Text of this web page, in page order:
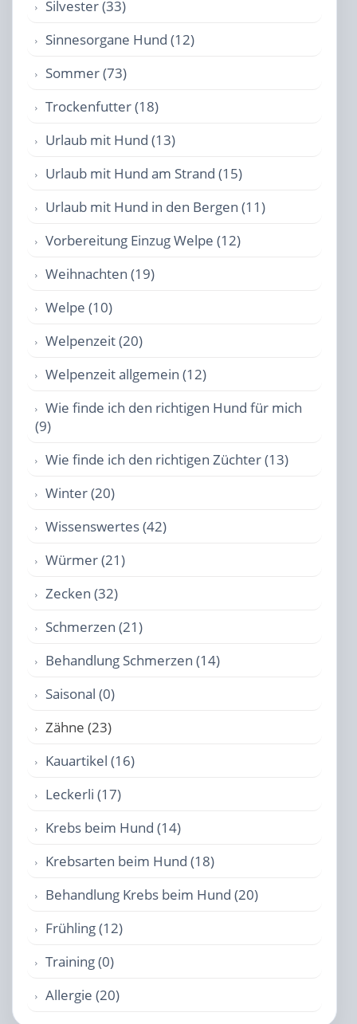
Silvester (33)
Sinnesorgane Hund (12)
Sommer (73)
Trockenfutter (18)
Urlaub mit Hund (13)
Urlaub mit Hund am Strand (15)
Urlaub mit Hund in den Bergen (11)
Vorbereitung Einzug Welpe (12)
Weihnachten (19)
Welpe (10)
Welpenzeit (20)
Welpenzeit allgemein (12)
Wie finde ich den richtigen Hund für mich
(9)
Wie finde ich den richtigen Züchter (13)
Winter (20)
Wissenswertes (42)
Würmer (21)
Zecken (32)
Schmerzen (21)
Behandlung Schmerzen (14)
Saisonal (0)
Zähne (23)
Kauartikel (16)
Leckerli (17)
Krebs beim Hund (14)
Krebsarten beim Hund (18)
Behandlung Krebs beim Hund (20)
Frühling (12)
Training (0)
Allergie (20)